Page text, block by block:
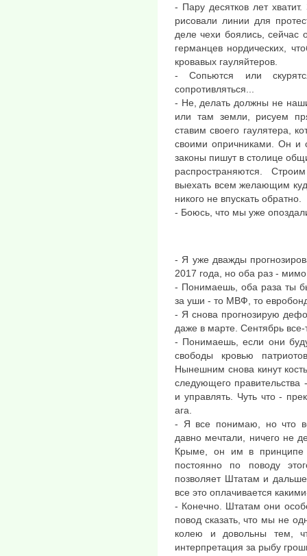
- Пару десятков лет
рисовали линии для
деле чехи боялись, сейчас
германцев нордических,
кровавых гауляйтеров.
- Сопьются или
сопротивляться...
- Не, делать должны не
или там земли, рисуем
ставим своего гаулятера,
своими опричниками. Он и
законы пишут в столице
распространяются.
выехать всем желающим
никого не впускать обратно.
- Боюсь, что мы уже
- Я уже дважды
2017 года, но оба раз -
- Понимаешь, оба раза ты
за уши - то МВФ, то
- Я снова прогнозирую
даже в марте. Сентябрь
- Понимаешь, если они
свободы кровью
Нынешним снова кинут
следующего правительства
и управлять. Чуть что -
ага.
- Я все понимаю, но что
давно мечтали, ничего не
Крыме, он им в принципе
постоянно по поводу
позволяет Штатам и
все это оплачивается
- Конечно. Штатам они
повод сказать, что мы не
колею и довольны тем,
интерпретация за рыбу